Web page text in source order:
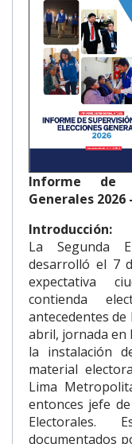
Informe de
Generales 2026
Introducción:
La Segunda
desarrolló el 7
expectativa
contienda
antecedentes de
abril, jornada en
la instalación
material
Lima
entonces jefe
Electorales.
documentados